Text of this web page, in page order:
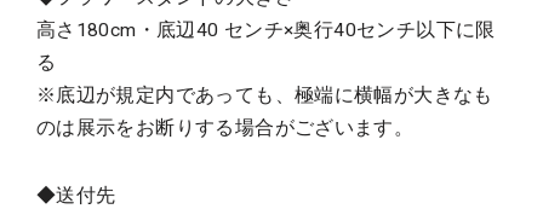
高さ180cm・底辺40 センチ×奥行40センチ以下に限
る
※底辺が規定内であっても、極端に横幅が大きなも
のは展示をお断りする場合がございます。
◆送付先